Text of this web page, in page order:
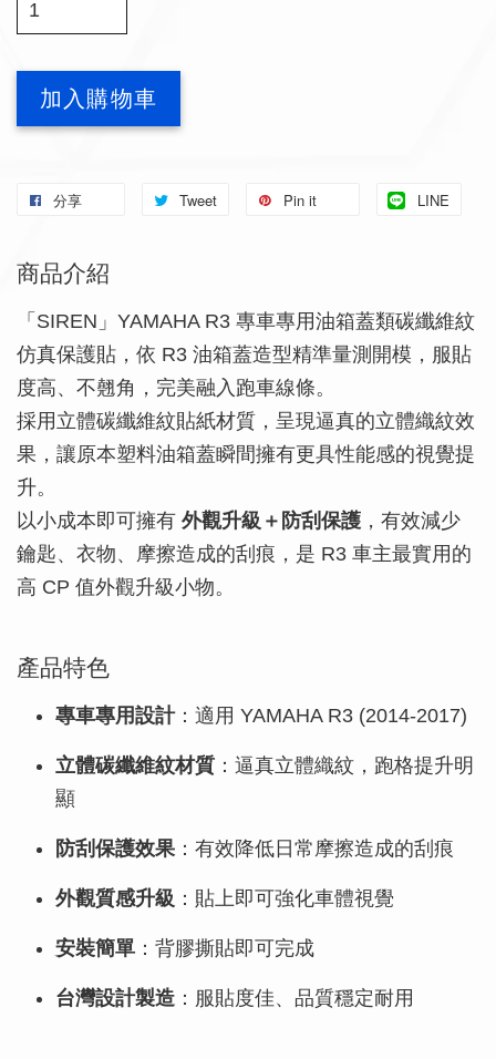
加入購物車
分享 Tweet Pin it LINE
商品介紹
「SIREN」YAMAHA R3 專車專用油箱蓋類碳纖維紋
仿真保護貼，依 R3 油箱蓋造型精準量測開模，服貼
度高、不翹角，完美融入跑車線條。
採用立體碳纖維紋貼紙材質，呈現逼真的立體織紋效
果，讓原本塑料油箱蓋瞬間擁有更具性能感的視覺提
升。
以小成本即可擁有 外觀升級＋防刮保護 ，有效減少
鑰匙、衣物、摩擦造成的刮痕，是 R3 車主最實用的
高 CP 值外觀升級小物。
產品特色
專車專用設計：適用 YAMAHA R3 (2014-2017)
立體碳纖維紋材質 ：逼真立體織紋，跑格提升明
顯
防刮保護效果：有效降低日常摩擦造成的刮痕
外觀質感升級 ：貼上即可強化車體視覺
安裝簡單 ：背膠撕貼即可完成
台灣設計製造 ：服貼度佳、品質穩定耐用